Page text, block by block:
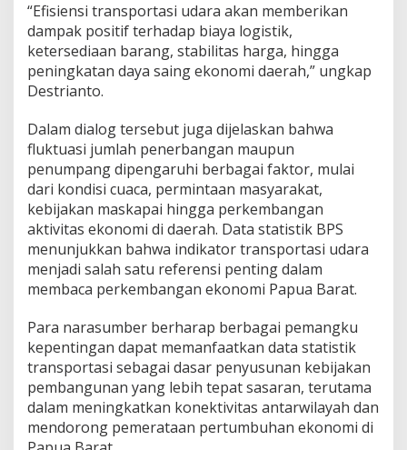
“Efisiensi transportasi udara akan memberikan
dampak positif terhadap biaya logistik,
ketersediaan barang, stabilitas harga, hingga
peningkatan daya saing ekonomi daerah,” ungkap
Destrianto.
Dalam dialog tersebut juga dijelaskan bahwa
fluktuasi jumlah penerbangan maupun
penumpang dipengaruhi berbagai faktor, mulai
dari kondisi cuaca, permintaan masyarakat,
kebijakan maskapai hingga perkembangan
aktivitas ekonomi di daerah. Data statistik BPS
menunjukkan bahwa indikator transportasi udara
menjadi salah satu referensi penting dalam
membaca perkembangan ekonomi Papua Barat.
Para narasumber berharap berbagai pemangku
kepentingan dapat memanfaatkan data statistik
transportasi sebagai dasar penyusunan kebijakan
pembangunan yang lebih tepat sasaran, terutama
dalam meningkatkan konektivitas antarwilayah dan
mendorong pemerataan pertumbuhan ekonomi di